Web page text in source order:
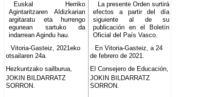
Euskal Herriko
Agintaritzaren Aldizkarian
argitaratu eta hurrengo
egunean sartuko da
indarrean Agindu hau.
La presente Orden surtirá
efectos a partir del día
siguiente al de su
publicación en el Boletín
Oficial del País Vasco.
Vitoria-Gasteiz, 2021eko
otsailaren 24a.
En Vitoria-Gasteiz, a 24
de febrero de 2021.
Hezkuntzako sailburua,
El Consejero de Educación,
JOKIN BILDARRATZ
SORRON.
JOKIN BILDARRATZ
SORRON.